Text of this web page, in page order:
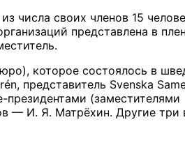
числа своих членов 15
представлена в
которое состоялось в
представитель Svenska
президентами (заместителями
— И. Я. Матрёхин. Другие три